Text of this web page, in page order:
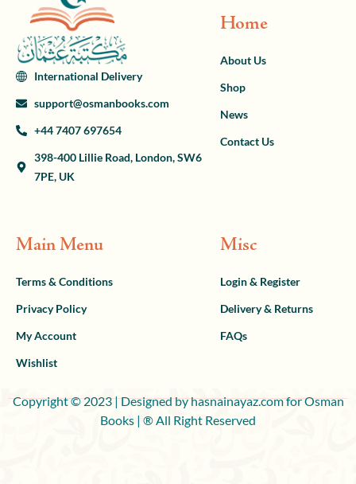
International Delivery
support@osmanbooks.com
+44 7407 697654
398-400 Lillie Road, London, SW6
7PE, UK
Home
About Us
Shop
News
Contact Us
Main Menu
Terms & Conditions
Privacy Policy
My Account
Wishlist
Misc
Login & Register
Delivery & Returns
FAQs
Copyright © 2023 | Designed by hasnainayaz.com for Osman
Books | ® All Right Reserved